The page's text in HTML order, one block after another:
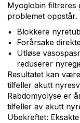
Myoglobin filtreres
problemet
Blokkere
Forårsake
Utløse
reduserer
Resultatet kan være
tilfeller akutt
Rabdomyolyse er
tilfeller av akutt
Ubekreftet: